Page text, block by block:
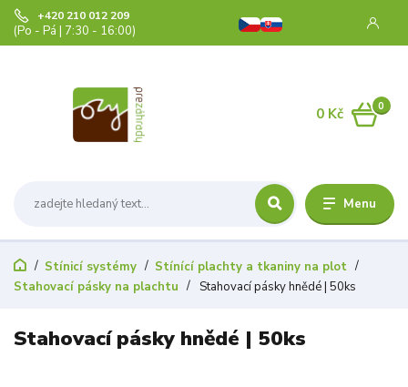
Menu
+420 210 012 209
(Po - Pá | 7:30 - 16:00)
0
0 Kč
Stínicí systémy
Stínící plachty a tkaniny na plot
Stahovací pásky na plachtu
Stahovací pásky hnědé | 50ks
Stahovací pásky hnědé | 50ks